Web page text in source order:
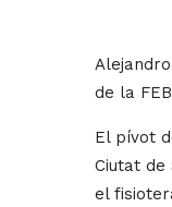
de la
El pívot
Ciutat de
el